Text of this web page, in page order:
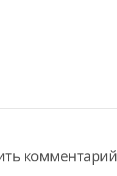
комментарий